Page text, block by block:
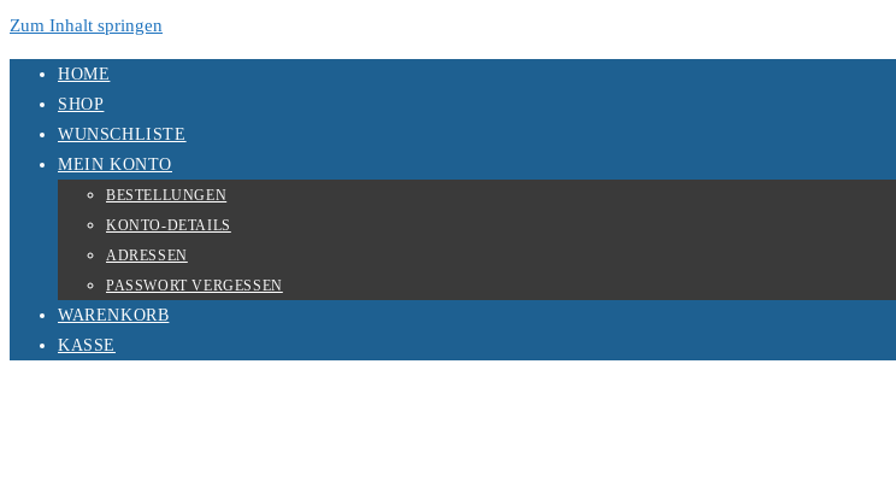
Zum Inhalt springen
HOME
SHOP
WUNSCHLISTE
MEIN KONTO
BESTELLUNGEN
KONTO-DETAILS
ADRESSEN
PASSWORT VERGESSEN
WARENKORB
KASSE